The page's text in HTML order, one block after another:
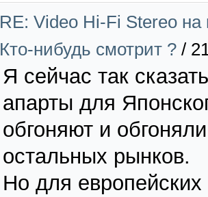
RE: Video Hi-Fi Stereo
Кто-нибудь смотрит ? /
Я сейчас так
апарты для
обгоняют и
остальных рынков.
Но для